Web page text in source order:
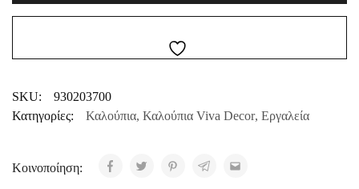
SKU:
930203700
Κατηγορίες:
Καλούπια, Καλούπια Viva Decor, Εργαλεία
Κοινοποίηση: